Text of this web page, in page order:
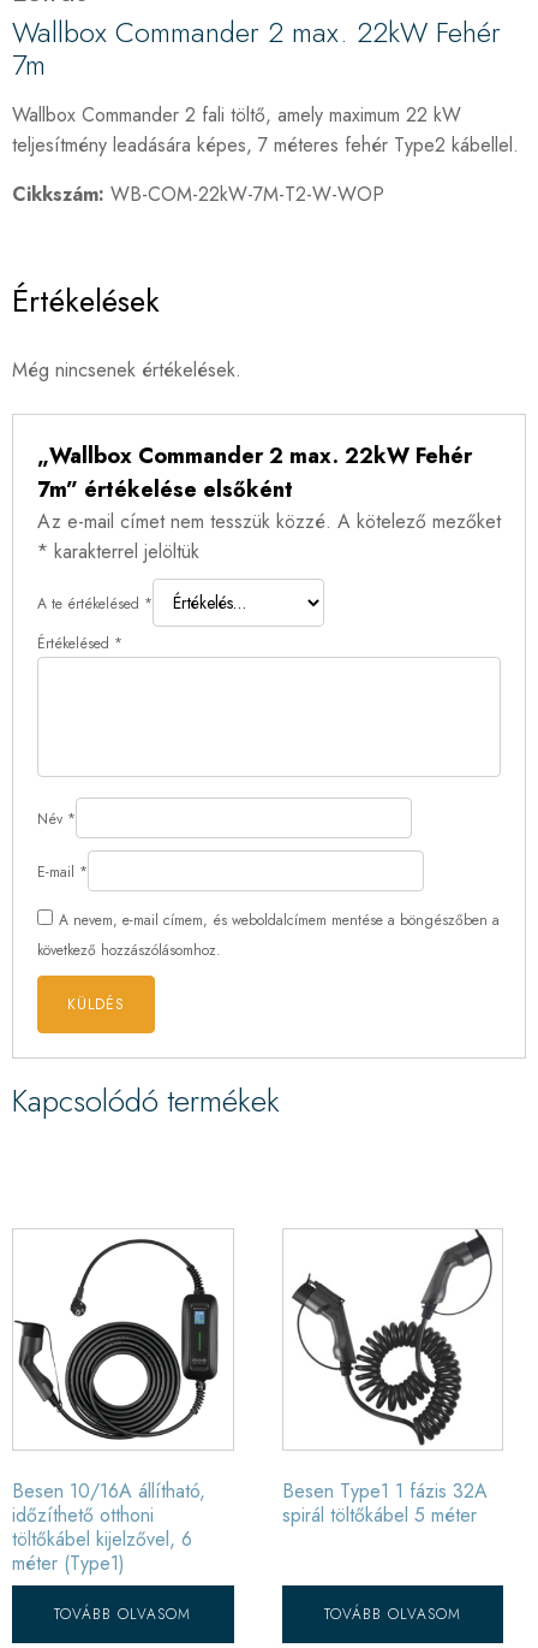
Wallbox Commander 2 max. 22kW Fehér
7m
Wallbox Commander 2 fali töltő, amely maximum 22 kW
teljesítmény leadására képes, 7 méteres fehér Type2 kábellel.
Cikkszám: WB-COM-22kW-7M-T2-W-WOP
Értékelések
Még nincsenek értékelések.
„Wallbox Commander 2 max. 22kW Fehér
7m” értékelése elsőként
Az e-mail címet nem tesszük közzé. A kötelező mezőket
* karakterrel jelöltük
A te értékelésed *
Értékelésed *
Név *
E-mail *
A nevem, e-mail címem, és weboldalcímem mentése a böngészőben a
következő hozzászólásomhoz.
Kapcsolódó termékek
Besen 10/16A állítható,
időzíthető otthoni
töltőkábel kijelzővel, 6
méter (Type1)
TOVÁBB OLVASOM
Besen Type1 1 fázis 32A
spirál töltőkábel 5 méter
TOVÁBB OLVASOM